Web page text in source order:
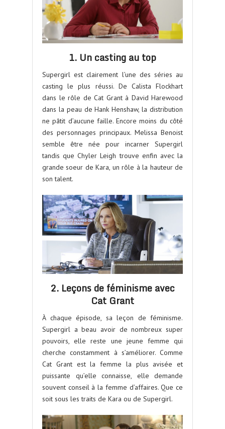
1. Un casting au top
Supergirl est clairement l’une des séries au
casting le plus réussi. De Calista Flockhart
dans le rôle de Cat Grant à David Harewood
dans la peau de Hank Henshaw, la distribution
ne pâtit d’aucune faille. Encore moins du côté
des personnages principaux. Melissa Benoist
semble être née pour incarner Supergirl
tandis que Chyler Leigh trouve enfin avec la
grande soeur de Kara, un rôle à la hauteur de
son talent.
2. Leçons de féminisme avec
Cat Grant
À chaque épisode, sa leçon de féminisme.
Supergirl a beau avoir de nombreux super
pouvoirs, elle reste une jeune femme qui
cherche constamment à s’améliorer. Comme
Cat Grant est la femme la plus avisée et
puissante qu’elle connaisse, elle demande
souvent conseil à la femme d’affaires. Que ce
soit sous les traits de Kara ou de Supergirl.